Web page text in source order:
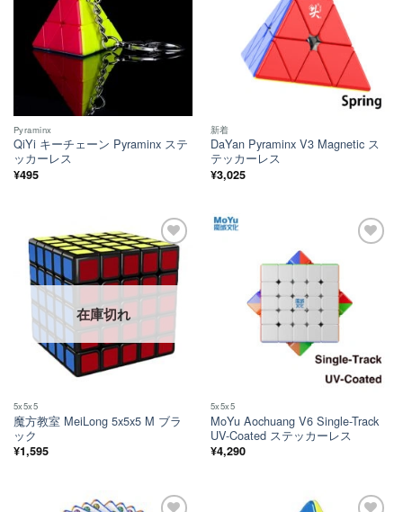
Pyraminx
QiYi キーチェーン Pyraminx ステ
ッカーレス
¥495
新着
DaYan Pyraminx V3 Magnetic ス
テッカーレス
¥3,025
ほし
い！
在庫切れ
5x5x5
魔方教室 MeiLong 5x5x5 M ブラ
ック
¥1,595
5x5x5
MoYu Aochuang V6 Single-Track
UV-Coated ステッカーレス
¥4,290